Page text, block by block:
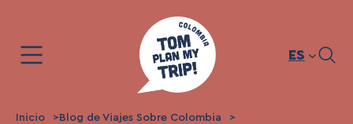
contenido
ES
Inicio
Blog de Viajes Sobre Colombia